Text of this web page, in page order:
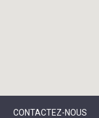
CONTACTEZ-NOUS